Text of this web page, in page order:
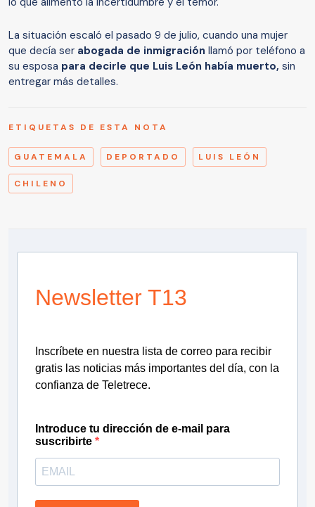
La situación escaló el pasado 9 de julio, cuando una mujer
que decía ser abogada de inmigración llamó por teléfono a
su esposa para decirle que Luis León había muerto, sin
entregar más detalles.
ETIQUETAS DE ESTA NOTA
GUATEMALA DEPORTADO LUIS LEÓN
CHILENO
Newsletter T13
Inscríbete en nuestra lista de correo para recibir
gratis las noticias más importantes del día, con la
confianza de Teletrece.
Introduce tu dirección de e-mail para
suscribirte